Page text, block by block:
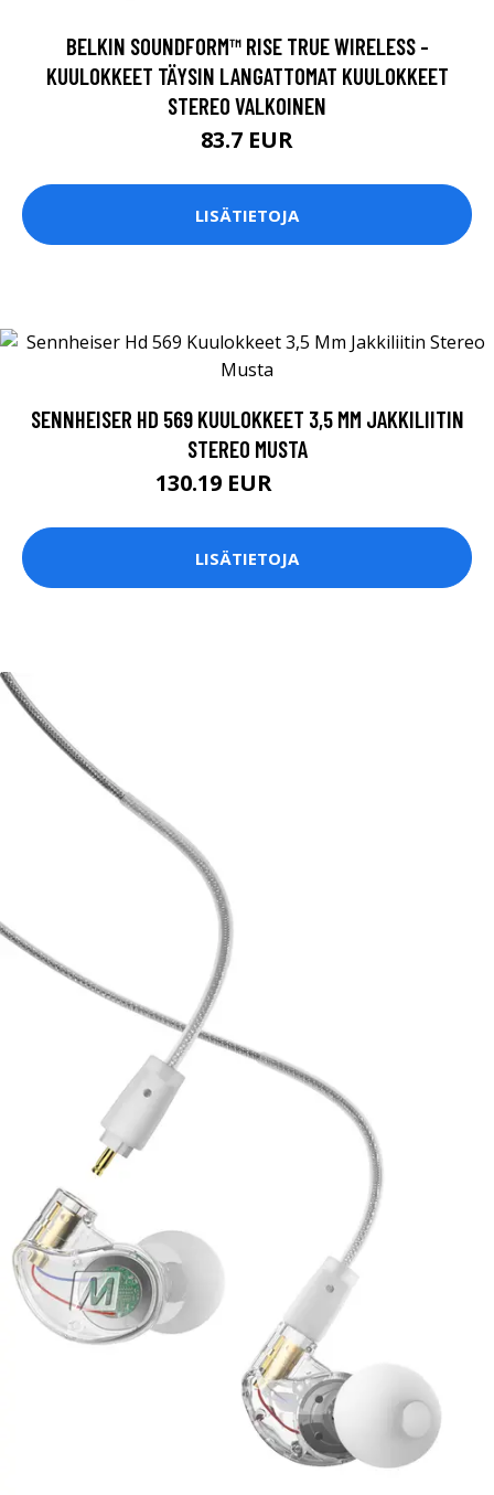
BELKIN SOUNDFORM™ RISE TRUE WIRELESS -
KUULOKKEET TÄYSIN LANGATTOMAT KUULOKKEET
STEREO VALKOINEN
83.7 EUR
LISÄTIETOJA
SENNHEISER HD 569 KUULOKKEET 3,5 MM JAKKILIITIN
STEREO MUSTA
130.19 EUR
LISÄTIETOJA